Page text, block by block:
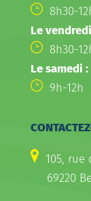
8h30-
Le
8h30-
Le samedi :
9h-12h
105,
69220